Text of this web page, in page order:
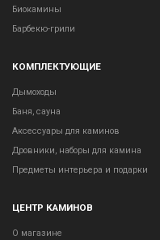
Биокамины
Барбекю-грили
КОМПЛЕКТУЮЩИЕ
Дымоходы
Баня, сауна
Аксессуары для каминов
Дровники, наборы для камина
Предметы интерьера и подарки
ЦЕНТР КАМИНОВ
О магазине